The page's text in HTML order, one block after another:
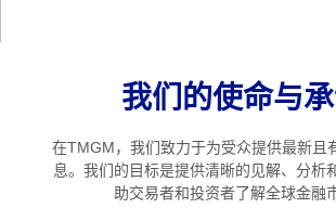
我们的使命与
在TMGM，我们致力于为受众提供最新且
息。我们的目标是提供清晰的见解、分析
助交易者和投资者了解全球金融